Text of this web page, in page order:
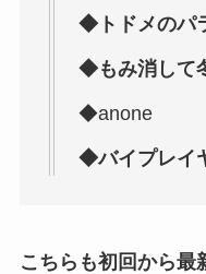
◆トドメのパ
◆もみ消して
◆anone
◆バイプレイ
こちらも初回から最